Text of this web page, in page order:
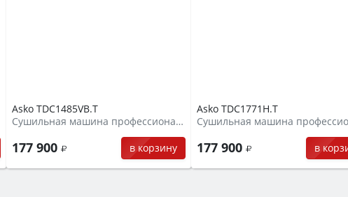
Asko TDC1485VB.T
Сушильная машина профессиональная
177 900 в корзину
Asko TDC1771H.T
177 900 в